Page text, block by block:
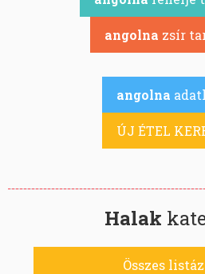
angolna zsír
angolna
ÚJ ÉTEL
Halak
Összes